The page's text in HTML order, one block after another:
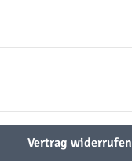
Vertrag widerrufen